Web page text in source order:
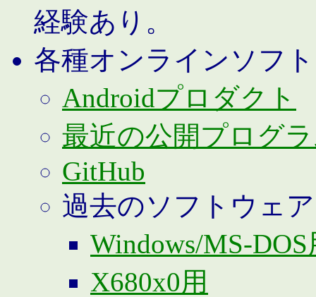
経験あり。
各種オンラインソフ
Androidプロダクト
最近の公開プログ
GitHub
過去のソフトウェア
Windows/MS-DOS
X680x0用